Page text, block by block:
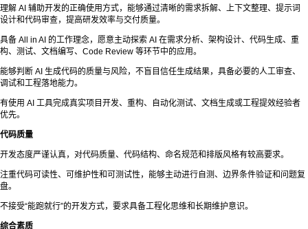
理解 AI 辅助开发的正确使用方式，能够通过清晰的需求拆解、上下文整理、提示词
设计和代码审查，提高研发效率与交付质量。
具备 All in AI 的工作理念，愿意主动探索 AI 在需求分析、架构设计、代码生成、重
构、测试、文档编写、Code Review 等环节中的应用。
能够判断 AI 生成代码的质量与风险，不盲目信任生成结果，具备必要的人工审查、
调试和工程落地能力。
有使用 AI 工具完成真实项目开发、重构、自动化测试、文档生成或工程提效经验者
优先。
代码质量
开发态度严谨认真，对代码质量、代码结构、命名规范和排版风格有较高要求。
注重代码可读性、可维护性和可测试性，能够主动进行自测、边界条件验证和问题复
盘。
不接受“能跑就行”的开发方式，要求具备工程化思维和长期维护意识。
综合素质